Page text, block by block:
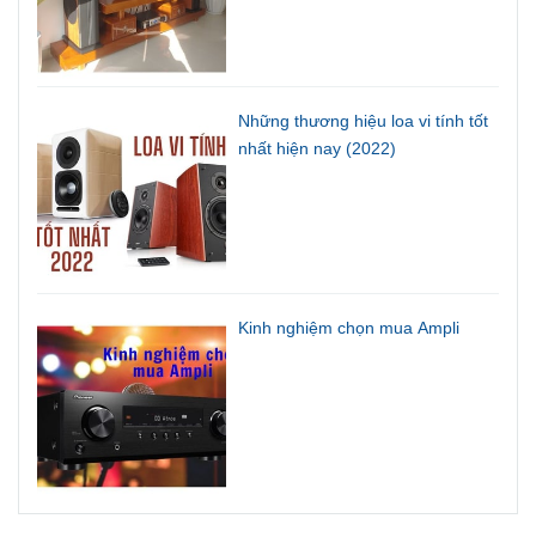
Những thương hiệu loa vi tính tốt
nhất hiện nay (2022)
Kinh nghiệm chọn mua Ampli